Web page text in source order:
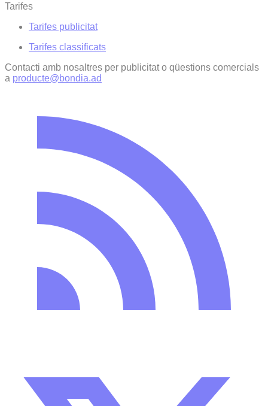
Tarifes
Tarifes publicitat
Tarifes classificats
Contacti amb nosaltres per publicitat o qüestions comercials
a producte@bondia.ad